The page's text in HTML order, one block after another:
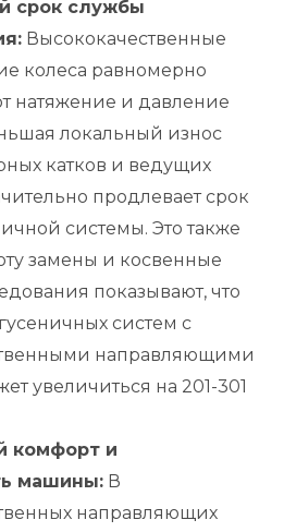
срок службы
Высококачественные
колеса равномерно
натяжение и давление
локальный износ
катков и ведущих
продлевает срок
системы. Это также
замены и косвенные
показывают, что
систем с
направляющими
увеличиться на 201-301
комфорт и
машины: В
направляющих